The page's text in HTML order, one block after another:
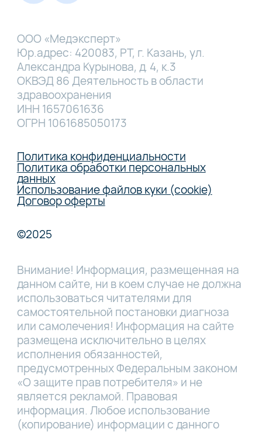
ООО «Медэксперт»
Юр.адрес: 420083, РТ, г. Казань, ул.
Александра Курынова, д. 4, к.3
ОКВЭД 86 Деятельность в области
здравоохранения
ИНН 1657061636
ОГРН 1061685050173
Политика конфиденциальности
Политика обработки персональных
данных
Использование файлов куки (cookie)
Договор оферты
©2025
Внимание! Информация, размещенная на
данном сайте, ни в коем случае не должна
использоваться читателями для
самостоятельной постановки диагноза
или самолечения! Информация на сайте
размещена исключительно в целях
исполнения обязанностей,
предусмотренных Федеральным законом
«О защите прав потребителя» и не
является рекламой. Правовая
информация. Любое использование
(копирование) информации с данного